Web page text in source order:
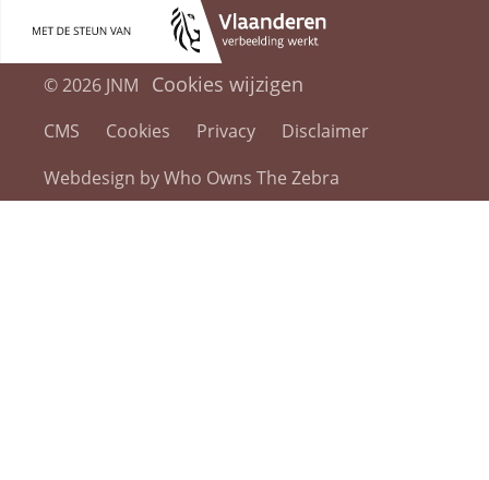
© 2026 JNM Cookies wijzigen
CMS Cookies Privacy
Disclaimer
Webdesign by Who Owns The Zebra